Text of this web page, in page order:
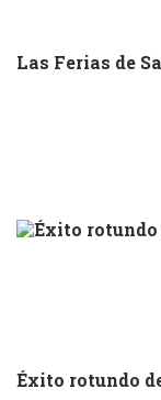
Las Ferias de
Éxito rotundo